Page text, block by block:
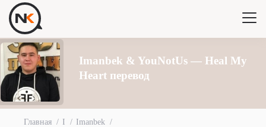
Imanbek & YouNotUs — Heal My
Heart перевод
Главная I
Imanbek